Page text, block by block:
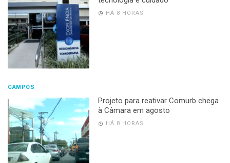
HÁ 8 HORAS
CAMPOS
Projeto para reativar Comurb chega
à Câmara em agosto
HÁ 8 HORAS